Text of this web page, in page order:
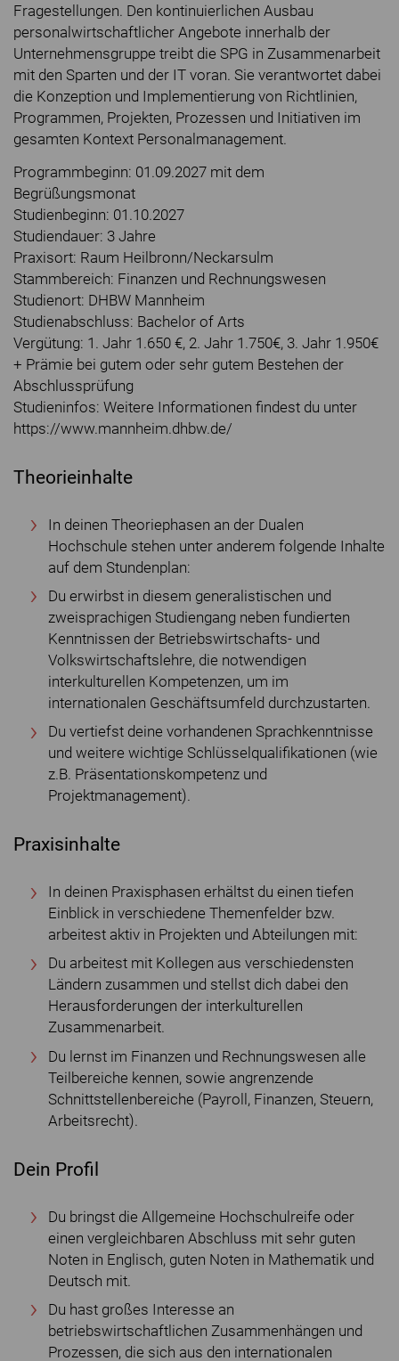
Fragestellungen. Den kontinuierlichen Ausbau
personalwirtschaftlicher Angebote innerhalb der
Unternehmensgruppe treibt die SPG in Zusammenarbeit
mit den Sparten und der IT voran. Sie verantwortet dabei
die Konzeption und Implementierung von Richtlinien,
Programmen, Projekten, Prozessen und Initiativen im
gesamten Kontext Personalmanagement.
Programmbeginn: 01.09.2027 mit dem
Begrüßungsmonat
Studienbeginn: 01.10.2027
Studiendauer: 3 Jahre
Praxisort: Raum Heilbronn/Neckarsulm
Stammbereich: Finanzen und Rechnungswesen
Studienort: DHBW Mannheim
Studienabschluss: Bachelor of Arts
Vergütung: 1. Jahr 1.650 €, 2. Jahr 1.750€, 3. Jahr 1.950€
+ Prämie bei gutem oder sehr gutem Bestehen der
Abschlussprüfung
Studieninfos: Weitere Informationen findest du unter
https://www.mannheim.dhbw.de/
Theorieinhalte
In deinen Theoriephasen an der Dualen
Hochschule stehen unter anderem folgende Inhalte
auf dem Stundenplan:
Du erwirbst in diesem generalistischen und
zweisprachigen Studiengang neben fundierten
Kenntnissen der Betriebswirtschafts- und
Volkswirtschaftslehre, die notwendigen
interkulturellen Kompetenzen, um im
internationalen Geschäftsumfeld durchzustarten.
Du vertiefst deine vorhandenen Sprachkenntnisse
und weitere wichtige Schlüsselqualifikationen (wie
z.B. Präsentationskompetenz und
Projektmanagement).
Praxisinhalte
In deinen Praxisphasen erhältst du einen tiefen
Einblick in verschiedene Themenfelder bzw.
arbeitest aktiv in Projekten und Abteilungen mit:
Du arbeitest mit Kollegen aus verschiedensten
Ländern zusammen und stellst dich dabei den
Herausforderungen der interkulturellen
Zusammenarbeit.
Du lernst im Finanzen und Rechnungswesen alle
Teilbereiche kennen, sowie angrenzende
Schnittstellenbereiche (Payroll, Finanzen, Steuern,
Arbeitsrecht).
Dein Profil
Du bringst die Allgemeine Hochschulreife oder
einen vergleichbaren Abschluss mit sehr guten
Noten in Englisch, guten Noten in Mathematik und
Deutsch mit.
Du hast großes Interesse an
betriebswirtschaftlichen Zusammenhängen und
Prozessen, die sich aus den internationalen